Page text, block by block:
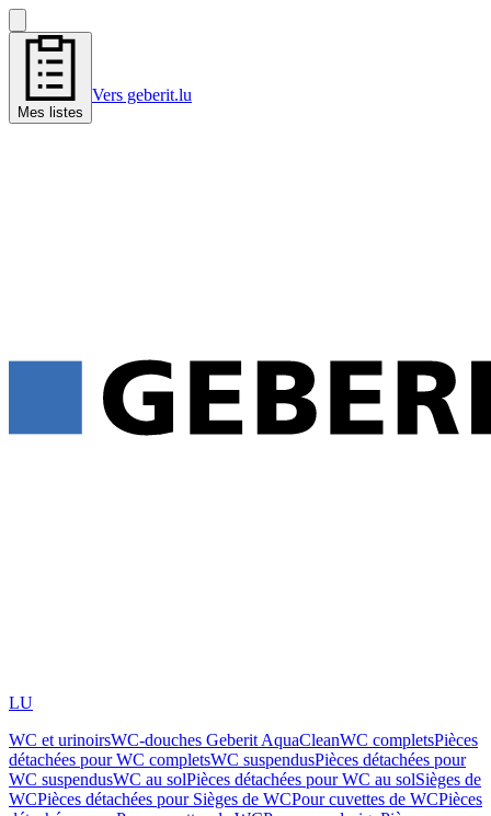
Mes listes
Vers geberit.lu
LU
WC et urinoirsWC-douches Geberit AquaCleanWC completsPièces
détachées pour WC completsWC suspendusPièces détachées pour
WC suspendusWC au solPièces détachées pour WC au solSièges de
WCPièces détachées pour Sièges de WCPour cuvettes de WCPièces